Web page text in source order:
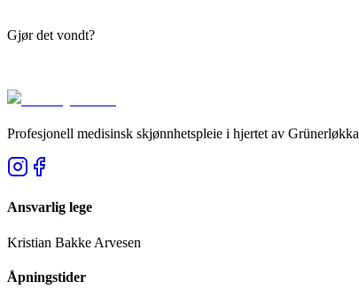
Gjør det vondt?
Profesjonell medisinsk skjønnhetspleie i hjertet av Grünerløkka
Ansvarlig lege
Kristian Bakke Arvesen
Åpningstider